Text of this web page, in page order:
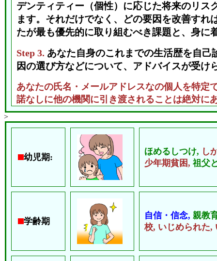
デンティティー（個性）に応じた将来のリス
ます。それだけでなく、どの要因を改善す
たが最も優先的に取り組むべき課題と、身に
Step 3. あなた自身のこれまでの生活歴を自
因の選び方などについて、アドバイスが受け
あなたの氏名・メールアドレスなの個人を特定
諾なしに他の機関に引き渡されることは絶対に
>
幼児期:
ほめるしつけ, し
少年期貧困, 祖父
学齢期
自信・信念, 親教
校, いじめられた,